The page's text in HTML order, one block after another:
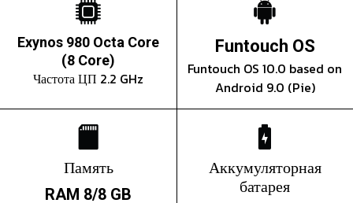
Exynos 980 Octa Core
(8 Core)
Частота ЦП 2.2 GHz
Funtouch OS
Funtouch OS 10.0 based on
Android 9.0 (Pie)
Память
RAM 8/8 GB
Аккумуляторная
батарея